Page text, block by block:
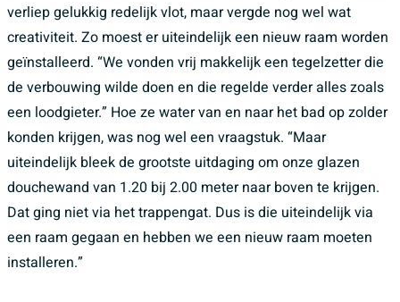
verliep gelukkig redelijk vlot, maar vergde nog wel wat
creativiteit. Zo moest er uiteindelijk een nieuw raam worden
geïnstalleerd. “We vonden vrij makkelijk een tegelzetter die
de verbouwing wilde doen en die regelde verder alles zoals
een loodgieter.” Hoe ze water van en naar het bad op zolder
konden krijgen, was nog wel een vraagstuk. “Maar
uiteindelijk bleek de grootste uitdaging om onze glazen
douchewand van 1.20 bij 2.00 meter naar boven te krijgen.
Dat ging niet via het trappengat. Dus is die uiteindelijk via
een raam gegaan en hebben we een nieuw raam moeten
installeren.”